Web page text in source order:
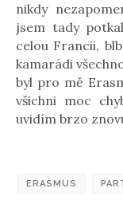
nikdy
jsem tady
celou Francii,
kamarádi
byl pro mě
všichni moc
uvidím brzo
ERASMUS